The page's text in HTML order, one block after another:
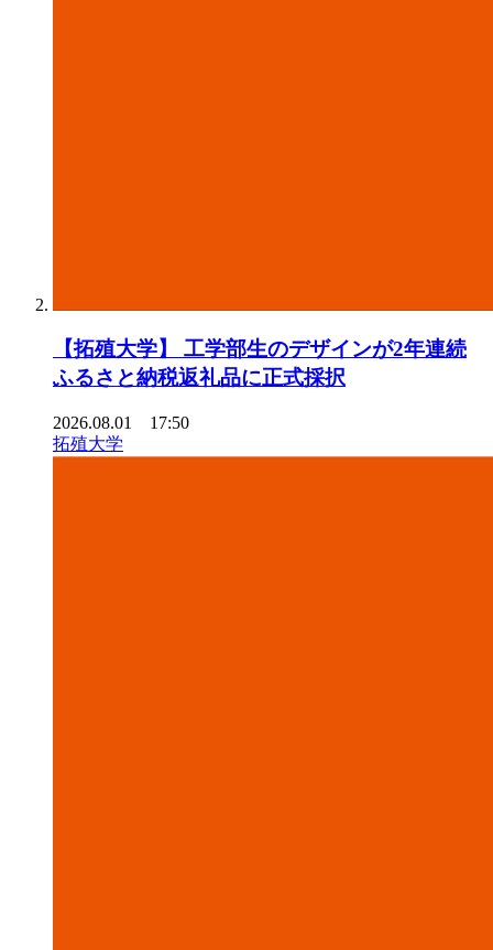
【拓殖⼤学】 ⼯学部⽣のデザインが2年連続
ふるさと納税返礼品に正式採択
2026.08.01 17:50
拓殖大学